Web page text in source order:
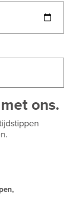
met ons.